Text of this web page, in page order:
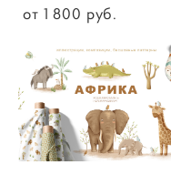
от 1 800 pуб.